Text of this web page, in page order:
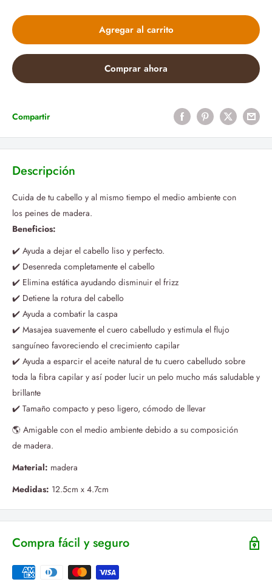
Agregar al carrito
Comprar ahora
Compartir
Descripción
Cuida de tu cabello y al mismo tiempo el medio ambiente con
los peines de madera.
Beneficios:
✔️ Ayuda a dejar el cabello liso y perfecto.
✔️ Desenreda completamente el cabello
✔️ Elimina estática ayudando disminuir el frizz
✔️ Detiene la rotura del cabello
✔️ Ayuda a combatir la caspa
✔️ Masajea suavemente el cuero cabelludo y estimula el flujo
sanguíneo favoreciendo el crecimiento capilar
✔️ Ayuda a esparcir el aceite natural de tu cuero cabelludo sobre
toda la fibra capilar y así poder lucir un pelo mucho más saludable y
brillante
✔️ Tamaño compacto y peso ligero, cómodo de llevar
🌎 Amigable con el medio ambiente debido a su composición
de madera.
Material: madera
Medidas: 12.5cm x 4.7cm
Compra fácil y seguro